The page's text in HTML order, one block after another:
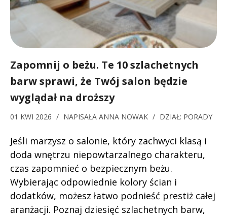
Zapomnij o beżu. Te 10 szlachetnych
barw sprawi, że Twój salon będzie
wyglądał na droższy
01 KWI 2026 / NAPISAŁA ANNA NOWAK / DZIAŁ: PORADY
Jeśli marzysz o salonie, który zachwyci klasą i
doda wnętrzu niepowtarzalnego charakteru,
czas zapomnieć o bezpiecznym beżu.
Wybierając odpowiednie kolory ścian i
dodatków, możesz łatwo podnieść prestiż całej
aranżacji. Poznaj dziesięć szlachetnych barw,